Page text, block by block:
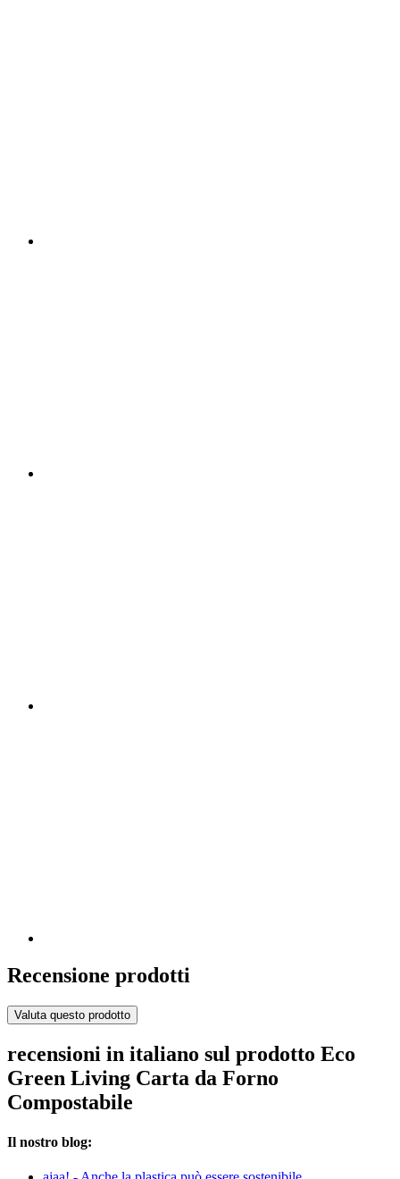
Recensione prodotti
Valuta questo prodotto
recensioni in italiano sul prodotto Eco
Green Living Carta da Forno
Compostabile
Il nostro blog: